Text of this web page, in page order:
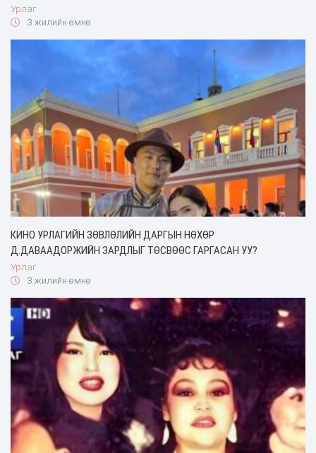
Урлаг
3 жилийн өмнө
КИНО УРЛАГИЙН ЗӨВЛӨЛИЙН ДАРГЫН НӨХӨР
Д.ДАВААДОРЖИЙН ЗАРДЛЫГ ТӨСВӨӨС ГАРГАСАН УУ?
Урлаг
3 жилийн өмнө